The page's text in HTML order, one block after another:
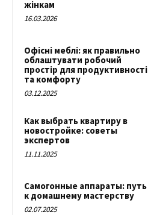
жінкам
16.03.2026
Офісні меблі: як правильно
облаштувати робочий
простір для продуктивності
та комфорту
03.12.2025
Как выбрать квартиру в
новостройке: советы
экспертов
11.11.2025
Самогонные аппараты: путь
к домашнему мастерству
02.07.2025